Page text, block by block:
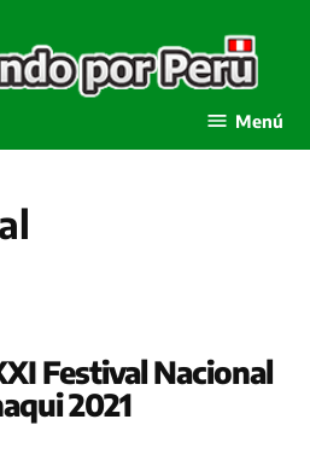
Menú
Festival Nacional
2021